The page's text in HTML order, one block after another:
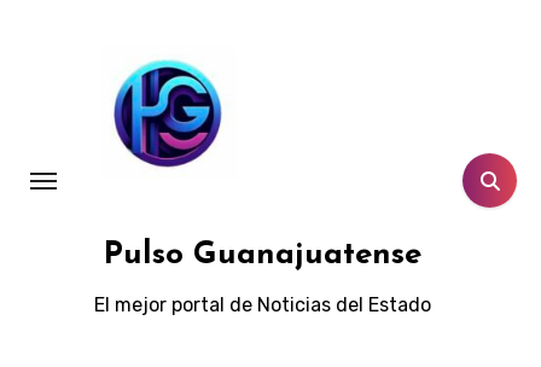
Pulso Guanajuatense
El mejor portal de Noticias del Estado